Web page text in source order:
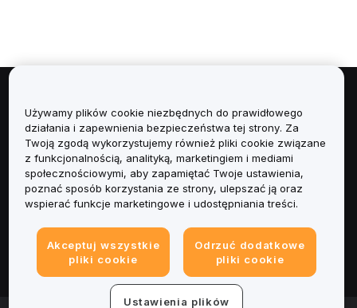
Informacje
Usługi
Obsługa Klienta
Informacje prawne
Używamy plików cookie niezbędnych do prawidłowego
działania i zapewnienia bezpieczeństwa tej strony. Za
Twoją zgodą wykorzystujemy również pliki cookie związane
z funkcjonalnością, analityką, marketingiem i mediami
społecznościowymi, aby zapamiętać Twoje ustawienia,
poznać sposób korzystania ze strony, ulepszać ją oraz
wspierać funkcje marketingowe i udostępniania treści.
Akceptuj wszystkie
pliki cookie
Odrzuć dodatkowe
pliki cookie
Ustawienia plików